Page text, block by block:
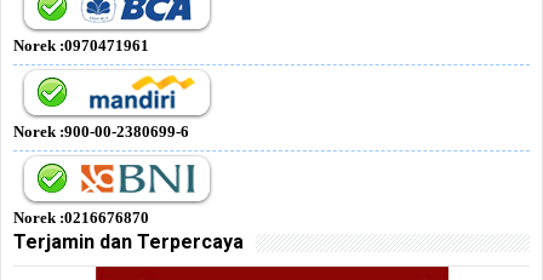
Norek :0970471961
Norek :900-00-2380699-6
Norek :0216676870
Terjamin dan Terpercaya